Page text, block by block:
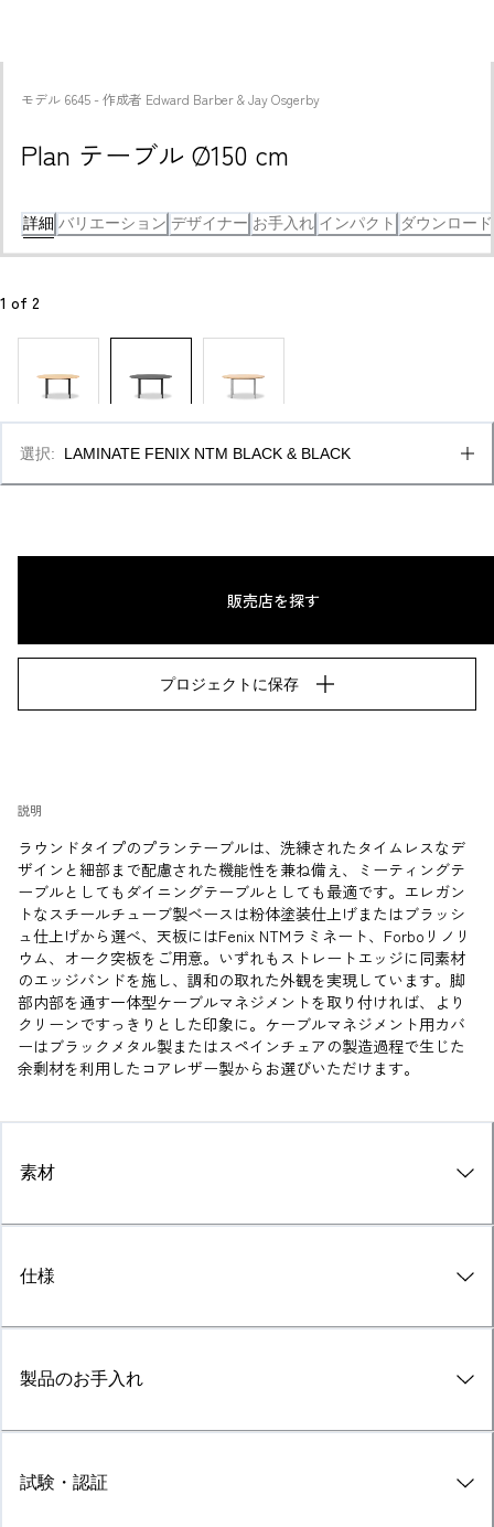
モデル 6645 - 作成者 Edward Barber & Jay Osgerby
Plan テーブル Ø150 cm
詳細 バリエーション デザイナー お手入れ インパクト ダウンロード
1 of 2
説明
ラウンドタイプのプランテーブルは、洗練されたタイムレスなデ
ザインと細部まで配慮された機能性を兼ね備え、ミーティングテ
ーブルとしてもダイニングテーブルとしても最適です。エレガン
トなスチールチューブ製ベースは粉体塗装仕上げまたはブラッシ
ュ仕上げから選べ、天板にはFenix NTMラミネート、Forboリノリ
ウム、オーク突板をご用意。いずれもストレートエッジに同素材
のエッジバンドを施し、調和の取れた外観を実現しています。脚
部内部を通す一体型ケーブルマネジメントを取り付ければ、より
クリーンですっきりとした印象に。ケーブルマネジメント用カバ
ーはブラックメタル製またはスペインチェアの製造過程で生じた
余剰材を利用したコアレザー製からお選びいただけます。
選択: LAMINATE FENIX NTM BLACK & BLACK
販売店を探す
プロジェクトに保存
素材
仕様
製品のお手入れ
試験・認証